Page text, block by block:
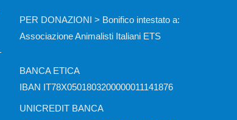
PER DONAZIONI > Bonifico intestato a:
Associazione Animalisti Italiani ETS
BANCA ETICA
IBAN IT78X0501803200000011141876
UNICREDIT BANCA